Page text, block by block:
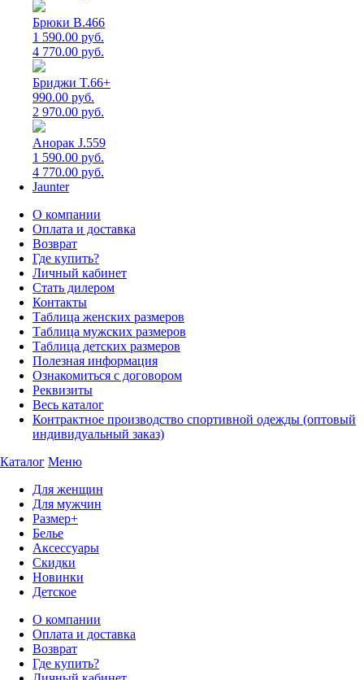
Брюки B.466
1 590.00 руб.
4 770.00 руб.
Бриджи T.66+
990.00 руб.
2 970.00 руб.
Анорак J.559
1 590.00 руб.
4 770.00 руб.
Jaunter
О компании
Оплата и доставка
Возврат
Где купить?
Личный кабинет
Стать дилером
Контакты
Таблица женских размеров
Таблица мужских размеров
Таблица детских размеров
Полезная информация
Ознакомиться с договором
Реквизиты
Весь каталог
Контрактное производство спортивной одежды (оптовый
индивидуальный заказ)
Каталог Меню
Для женщин
Для мужчин
Размер+
Белье
Аксессуары
Скидки
Новинки
Детское
О компании
Оплата и доставка
Возврат
Где купить?